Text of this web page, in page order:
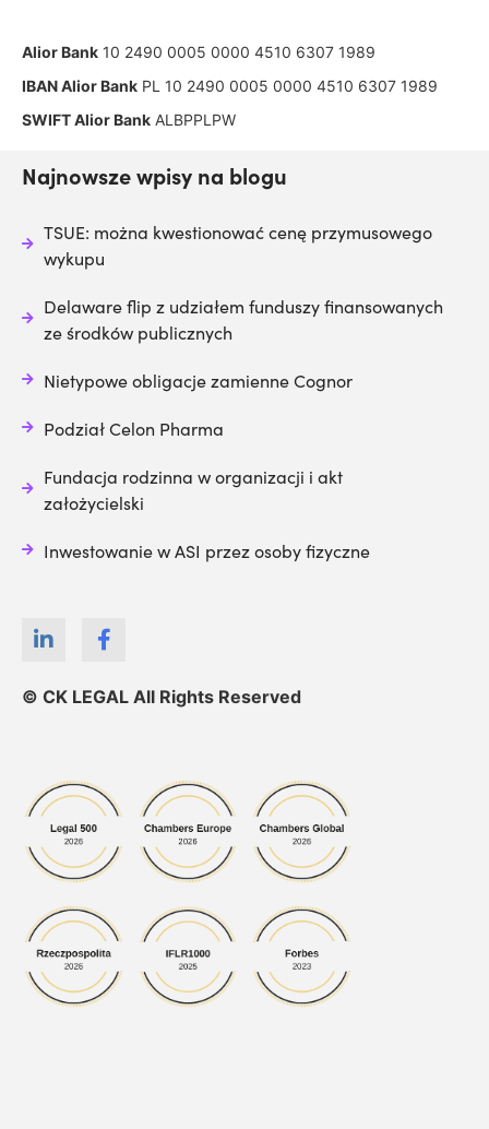
Alior Bank 10 2490 0005 0000 4510 6307 1989
IBAN Alior Bank PL 10 2490 0005 0000 4510 6307 1989
SWIFT Alior Bank ALBPPLPW
© CK LEGAL All Rights Reserved
Najnowsze wpisy na blogu
TSUE: można kwestionować cenę przymusowego
wykupu
Delaware flip z udziałem funduszy finansowanych
ze środków publicznych
Nietypowe obligacje zamienne Cognor
Podział Celon Pharma
Fundacja rodzinna w organizacji i akt
założycielski
Inwestowanie w ASI przez osoby fizyczne